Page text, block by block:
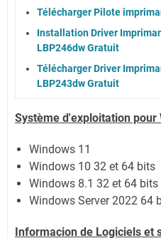
Télécharger Pilote
Installation Driver
LBP246dw Gratuit
Télécharger Driver
LBP243dw Gratuit
Système d'exploitation pour
Windows 11
Windows 10 32 et 64 bits
Windows 8.1 32 et 64 bits
Windows Server 2022 64
Informacion de Logiciels et